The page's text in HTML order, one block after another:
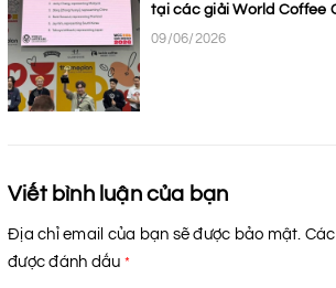
tại các giải World Coffee
09/06/2026
Viết bình luận của bạn
Địa chỉ email của bạn sẽ được bảo mật.
được đánh dấu *